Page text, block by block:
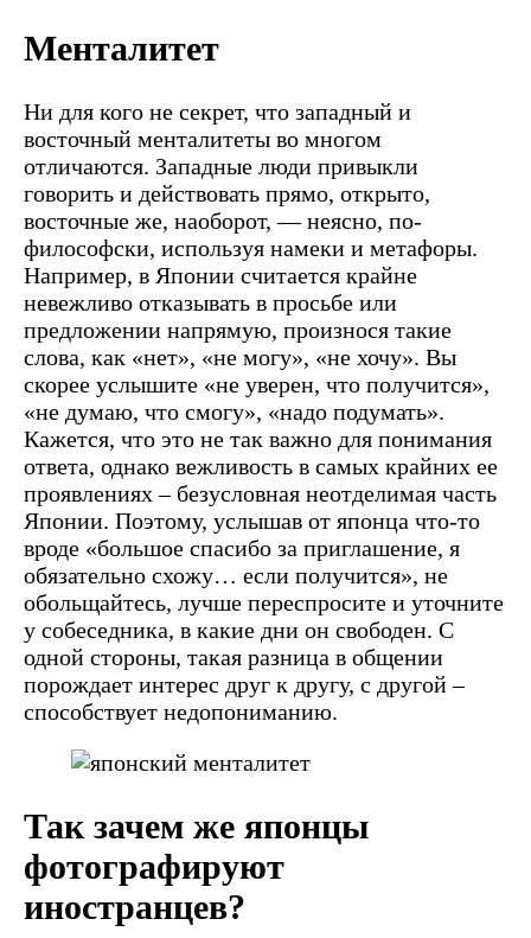
Менталитет
Ни для кого не секрет, что западный и
восточный менталитеты во многом
отличаются. Западные люди привыкли
говорить и действовать прямо, открыто,
восточные же, наоборот, — неясно, по-
философски, используя намеки и метафоры.
Например, в Японии считается крайне
невежливо отказывать в просьбе или
предложении напрямую, произнося такие
слова, как «нет», «не могу», «не хочу». Вы
скорее услышите «не уверен, что получится»,
«не думаю, что смогу», «надо подумать».
Кажется, что это не так важно для понимания
ответа, однако вежливость в самых крайних ее
проявлениях – безусловная неотделимая часть
Японии. Поэтому, услышав от японца что-то
вроде «большое спасибо за приглашение, я
обязательно схожу… если получится», не
обольщайтесь, лучше переспросите и уточните
у собеседника, в какие дни он свободен. С
одной стороны, такая разница в общении
порождает интерес друг к другу, с другой –
способствует недопониманию.
Так зачем же японцы
фотографируют
иностранцев?